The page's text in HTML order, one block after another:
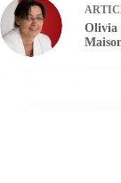
Olivia